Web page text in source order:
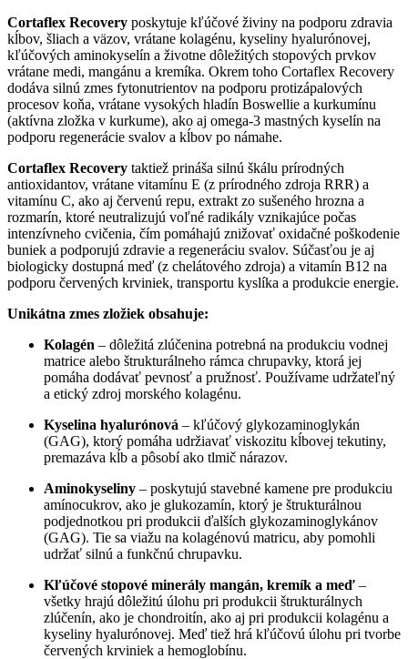
Cortaflex Recovery poskytuje kľúčové živiny na podporu zdravia
kĺbov, šliach a väzov, vrátane kolagénu, kyseliny hyalurónovej,
kľúčových aminokyselín a životne dôležitých stopových prvkov
vrátane medi, mangánu a kremíka. Okrem toho Cortaflex Recovery
dodáva silnú zmes fytonutrientov na podporu protizápalových
procesov koňa, vrátane vysokých hladín Boswellie a kurkumínu
(aktívna zložka v kurkume), ako aj omega-3 mastných kyselín na
podporu regenerácie svalov a kĺbov po námahe.
Cortaflex Recovery taktiež prináša silnú škálu prírodných
antioxidantov, vrátane vitamínu E (z prírodného zdroja RRR) a
vitamínu C, ako aj červenú repu, extrakt zo sušeného hrozna a
rozmarín, ktoré neutralizujú voľné radikály vznikajúce počas
intenzívneho cvičenia, čím pomáhajú znižovať oxidačné poškodenie
buniek a podporujú zdravie a regeneráciu svalov. Súčasťou je aj
biologicky dostupná meď (z chelátového zdroja) a vitamín B12 na
podporu červených krviniek, transportu kyslíka a produkcie energie.
Unikátna zmes zložiek obsahuje:
Kolagén – dôležitá zlúčenina potrebná na produkciu vodnej
matrice alebo štrukturálneho rámca chrupavky, ktorá jej
pomáha dodávať pevnosť a pružnosť. Používame udržateľný
a etický zdroj morského kolagénu.
Kyselina hyalurónová – kľúčový glykozaminoglykán
(GAG), ktorý pomáha udržiavať viskozitu kĺbovej tekutiny,
premazáva kĺb a pôsobí ako tlmič nárazov.
Aminokyseliny – poskytujú stavebné kamene pre produkciu
amínocukrov, ako je glukozamín, ktorý je štrukturálnou
podjednotkou pri produkcii ďalších glykozaminoglykánov
(GAG). Tie sa viažu na kolagénovú matricu, aby pomohli
udržať silnú a funkčnú chrupavku.
Kľúčové stopové minerály mangán, kremík a meď –
všetky hrajú dôležitú úlohu pri produkcii štrukturálnych
zlúčenín, ako je chondroitín, ako aj pri produkcii kolagénu a
kyseliny hyalurónovej. Meď tiež hrá kľúčovú úlohu pri tvorbe
červených krviniek a hemoglobínu.